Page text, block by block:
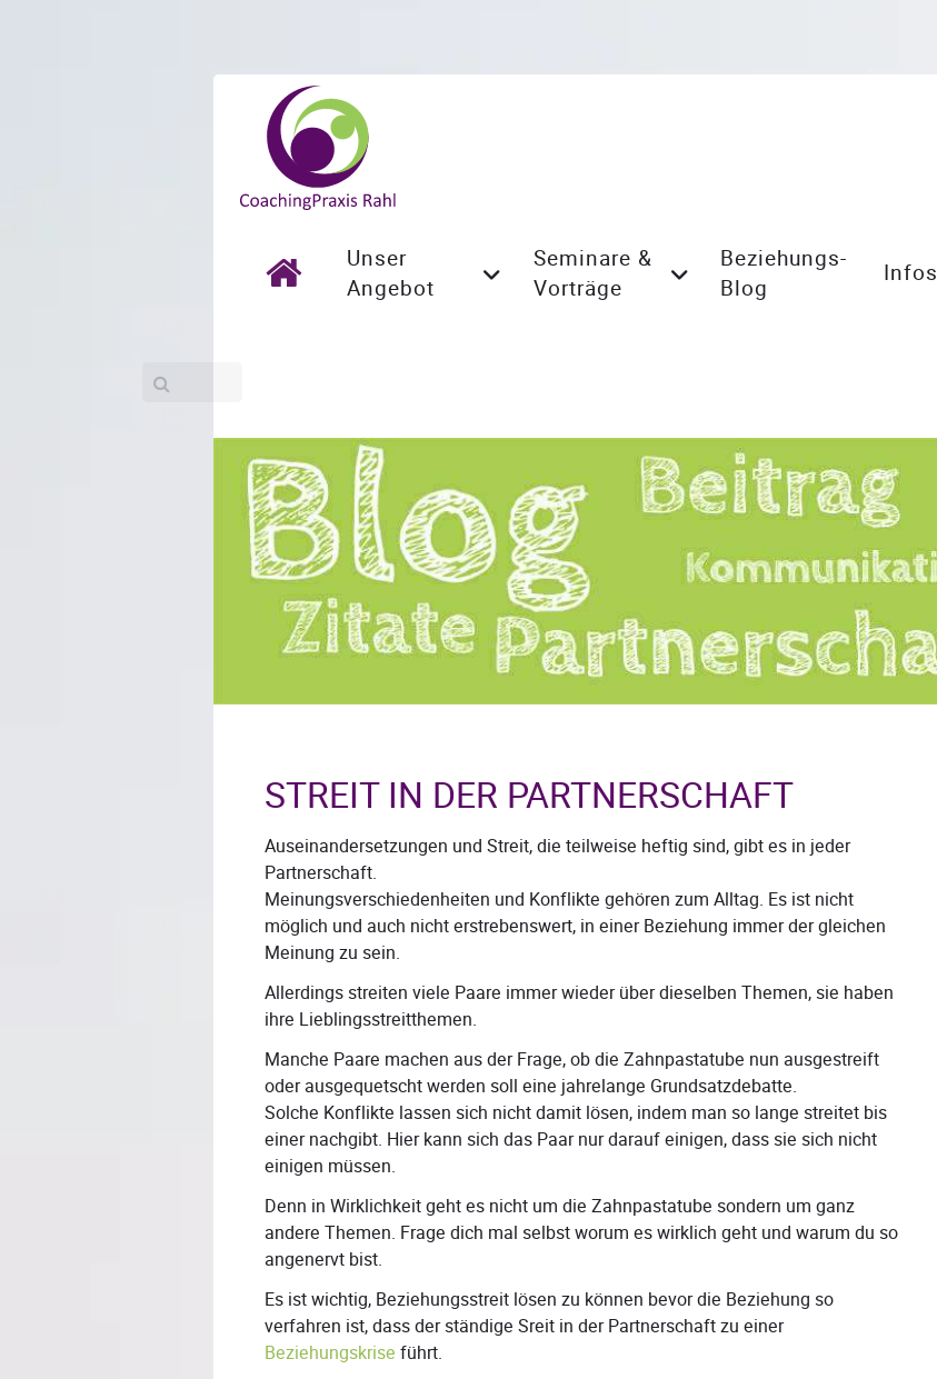
Unser
Angebot
Seminare &
Vorträge
Beziehungs-
Blog
Infos
STREIT IN DER PARTNERSCHAFT
Auseinandersetzungen und Streit, die teilweise heftig sind, gibt es in jeder
Partnerschaft.
Meinungsverschiedenheiten und Konflikte gehören zum Alltag. Es ist nicht
möglich und auch nicht erstrebenswert, in einer Beziehung immer der gleichen
Meinung zu sein.
Allerdings streiten viele Paare immer wieder über dieselben Themen, sie haben
ihre Lieblingsstreitthemen.
Manche Paare machen aus der Frage, ob die Zahnpastatube nun ausgestreift
oder ausgequetscht werden soll eine jahrelange Grundsatzdebatte.
Solche Konflikte lassen sich nicht damit lösen, indem man so lange streitet bis
einer nachgibt. Hier kann sich das Paar nur darauf einigen, dass sie sich nicht
einigen müssen.
Denn in Wirklichkeit geht es nicht um die Zahnpastatube sondern um ganz
andere Themen. Frage dich mal selbst worum es wirklich geht und warum du so
angenervt bist.
Es ist wichtig, Beziehungsstreit lösen zu können bevor die Beziehung so
verfahren ist, dass der ständige Sreit in der Partnerschaft zu einer
Beziehungskrise führt.